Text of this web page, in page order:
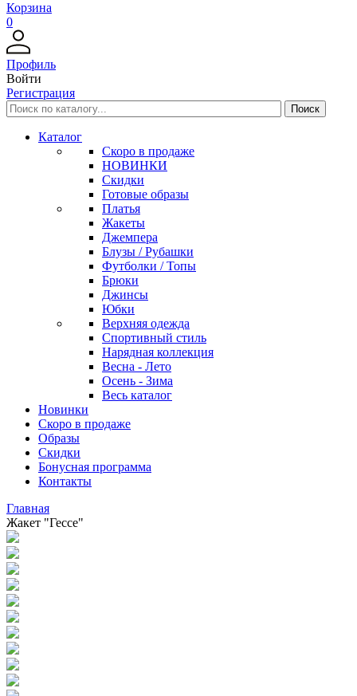
Корзина
0
Профиль
Войти
Регистрация
Каталог
Скоро в продаже
НОВИНКИ
Скидки
Готовые образы
Платья
Жакеты
Джемпера
Блузы / Рубашки
Футболки / Топы
Брюки
Джинсы
Юбки
Верхняя одежда
Спортивный стиль
Нарядная коллекция
Весна - Лето
Осень - Зима
Весь каталог
Новинки
Скоро в продаже
Образы
Скидки
Бонусная программа
Контакты
Главная
Жакет "Гессе"